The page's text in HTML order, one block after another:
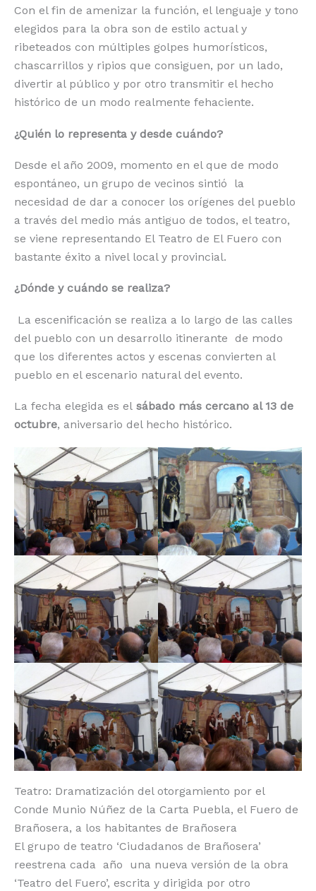
Con el fin de amenizar la función, el lenguaje y tono
elegidos para la obra son de estilo actual y
ribeteados con múltiples golpes humorísticos,
chascarrillos y ripios que consiguen, por un lado,
divertir al público y por otro transmitir el hecho
histórico de un modo realmente fehaciente.
¿Quién lo representa y desde cuándo?
Desde el año 2009, momento en el que de modo
espontáneo, un grupo de vecinos sintió la
necesidad de dar a conocer los orígenes del pueblo
a través del medio más antiguo de todos, el teatro,
se viene representando El Teatro de El Fuero con
bastante éxito a nivel local y provincial.
¿Dónde y cuándo se realiza?
La escenificación se realiza a lo largo de las calles
del pueblo con un desarrollo itinerante de modo
que los diferentes actos y escenas convierten al
pueblo en el escenario natural del evento.
La fecha elegida es el sábado más cercano al 13 de
octubre, aniversario del hecho histórico.
Teatro: Dramatización del otorgamiento por el
Conde Munio Núñez de la Carta Puebla, el Fuero de
Brañosera, a los habitantes de Brañosera
El grupo de teatro ‘Ciudadanos de Brañosera’
reestrena cada año una nueva versión de la obra
‘Teatro del Fuero’, escrita y dirigida por otro